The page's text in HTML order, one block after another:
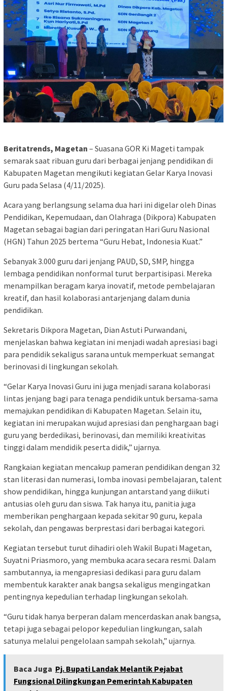
Beritatrends, Magetan – Suasana GOR Ki Mageti tampak
semarak saat ribuan guru dari berbagai jenjang pendidikan di
Kabupaten Magetan mengikuti kegiatan Gelar Karya Inovasi
Guru pada Selasa (4/11/2025).
Acara yang berlangsung selama dua hari ini digelar oleh Dinas
Pendidikan, Kepemudaan, dan Olahraga (Dikpora) Kabupaten
Magetan sebagai bagian dari peringatan Hari Guru Nasional
(HGN) Tahun 2025 bertema “Guru Hebat, Indonesia Kuat.”
Sebanyak 3.000 guru dari jenjang PAUD, SD, SMP, hingga
lembaga pendidikan nonformal turut berpartisipasi. Mereka
menampilkan beragam karya inovatif, metode pembelajaran
kreatif, dan hasil kolaborasi antarjenjang dalam dunia
pendidikan.
Sekretaris Dikpora Magetan, Dian Astuti Purwandani,
menjelaskan bahwa kegiatan ini menjadi wadah apresiasi bagi
para pendidik sekaligus sarana untuk memperkuat semangat
berinovasi di lingkungan sekolah.
“Gelar Karya Inovasi Guru ini juga menjadi sarana kolaborasi
lintas jenjang bagi para tenaga pendidik untuk bersama-sama
memajukan pendidikan di Kabupaten Magetan. Selain itu,
kegiatan ini merupakan wujud apresiasi dan penghargaan bagi
guru yang berdedikasi, berinovasi, dan memiliki kreativitas
tinggi dalam mendidik peserta didik,” ujarnya.
Rangkaian kegiatan mencakup pameran pendidikan dengan 32
stan literasi dan numerasi, lomba inovasi pembelajaran, talent
show pendidikan, hingga kunjungan antarstand yang diikuti
antusias oleh guru dan siswa. Tak hanya itu, panitia juga
memberikan penghargaan kepada sekitar 90 guru, kepala
sekolah, dan pengawas berprestasi dari berbagai kategori.
Kegiatan tersebut turut dihadiri oleh Wakil Bupati Magetan,
Suyatni Priasmoro, yang membuka acara secara resmi. Dalam
sambutannya, ia mengapresiasi dedikasi para guru dalam
membentuk karakter anak bangsa sekaligus mengingatkan
pentingnya kepedulian terhadap lingkungan sekolah.
“Guru tidak hanya berperan dalam mencerdaskan anak bangsa,
tetapi juga sebagai pelopor kepedulian lingkungan, salah
satunya melalui pengelolaan sampah sekolah,” ujarnya.
Baca Juga Pj. Bupati Landak Melantik Pejabat
Fungsional Dilingkungan Pemerintah Kabupaten